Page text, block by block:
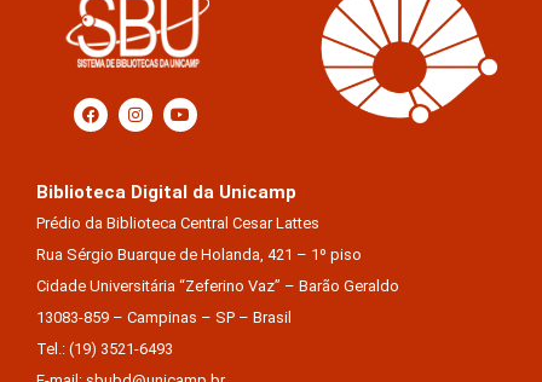
Biblioteca Digital da Unicamp
Prédio da Biblioteca Central Cesar Lattes
Rua Sérgio Buarque de Holanda, 421 – 1º piso
Cidade Universitária “Zeferino Vaz” – Barão Geraldo
13083-859 – Campinas – SP – Brasil
Tel.: (19) 3521-6493